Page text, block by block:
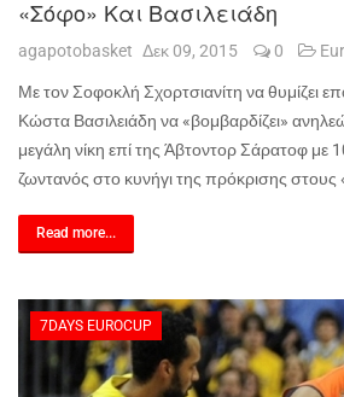
«Σόφο» Και Βασιλειάδη
agapotobasket Δεκ 09, 2015 0
Με τον Σοφοκλή Σχορτσιανίτη να θυμίζει
Κώστα Βασιλειάδη να «βομβαρδίζει»
μεγάλη νίκη επί της Άβτοντορ Σάρατοφ με
ζωντανός στο κυνήγι της πρόκρισης στους
Read more...
7DAYS EUROCUP